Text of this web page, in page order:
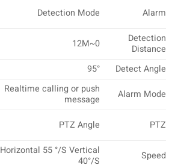
Alarm
Detection Mode
Detection
Distance
0~12M
Detect Angle
95°
Alarm Mode
Realtime calling or push
message
PTZ
PTZ Angle
Speed
Horizontal 55 °/S Vertical
40°/S